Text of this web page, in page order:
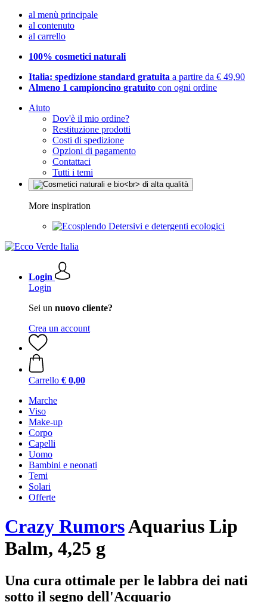
al menù principale
al contenuto
al carrello
100% cosmetici naturali
Italia: spedizione standard gratuita a partire da € 49,90
Almeno 1 campioncino gratuito con ogni ordine
Aiuto
Dov'è il mio ordine?
Restituzione prodotti
Costi di spedizione
Opzioni di pagamento
Contattaci
Tutti i temi
More inspiration
Detersivi e detergenti ecologici
Login
Login
Sei un nuovo cliente?
Crea un account
Carrello € 0,00
Marche
Viso
Make-up
Corpo
Capelli
Uomo
Bambini e neonati
Temi
Solari
Offerte
Crazy RumorsAquarius Lip
Balm, 4,25 g
Una cura ottimale per le labbra dei nati
sotto il segno dell'Acquario